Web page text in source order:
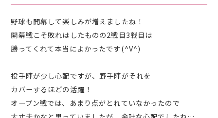
野球も開幕して楽しみが増えましたね！
開幕戦こそ敗れはしたものの2戦目3戦目は
勝ってくれて本当によかったです(^V^)
投手陣が少し心配ですが、野手陣がそれを
カバーするほどの活躍！
オープン戦では、あまり点がとれていなかったので